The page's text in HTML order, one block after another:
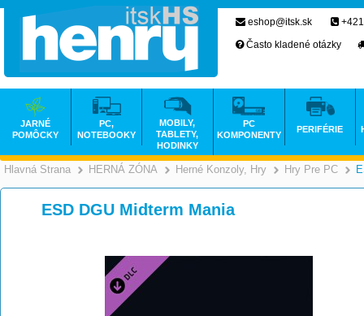
Hlavná Strana >
HERNÁ ZÓNA >
Herné Konzoly, Hry Hry Pre PC
ESD DGU Midterm Mania
eshop@itsk.sk
Často kladené otázky
JARNÉ
POMÔCKY
PC,
NOTEBOOKY
MOBILY,
TABLETY,
HODINKY
PC
KOMPONENTY
PERIFÉRIE